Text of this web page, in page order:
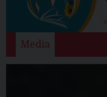
Media